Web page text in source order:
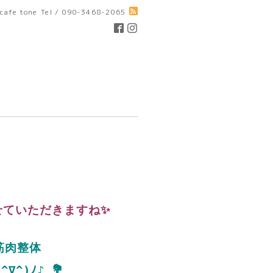
cafe tone Tel / 090-3468-2065
いただきますね✨
肉整体
^∇^)ﾉ♪ 💐